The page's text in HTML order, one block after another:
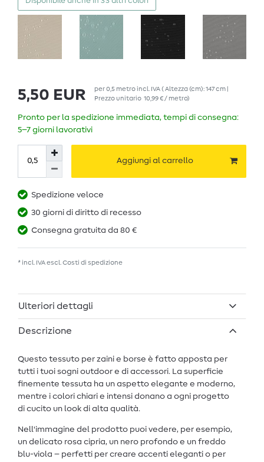
5,50 EUR per0,5 metroincl. IVA( Altezza (cm): 147 cm |
Prezzo unitario 10,99 € / metro)
Pronto per la spedizione immediata, tempi di consegna:
5–7 giorni lavorativi
Aggiungi al carrello
Spedizione veloce
30 giorni di diritto di recesso
Consegna gratuita da 80 €
* incl. IVA escl. Costi di spedizione
Ulteriori dettagli
Descrizione
Questo tessuto per zaini e borse è fatto apposta per
tutti i tuoi sogni outdoor e di accessori. La superficie
finemente tessuta ha un aspetto elegante e moderno,
mentre i colori chiari e intensi donano a ogni progetto
di cucito un look di alta qualità.
Nell'immagine del prodotto puoi vedere, per esempio,
un delicato rosa cipria, un nero profondo e un freddo
blu-viola – perfetti per creare accenti eleganti o per